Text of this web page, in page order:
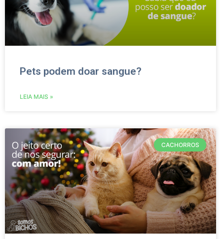
Pets podem doar sangue?
LEIA MAIS »
CACHORROS